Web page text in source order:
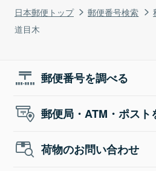
日本郵便トップ 郵便番号検索
道目木
郵便番号を調べる
郵便局・ATM・ポスト
荷物のお問い合わせ